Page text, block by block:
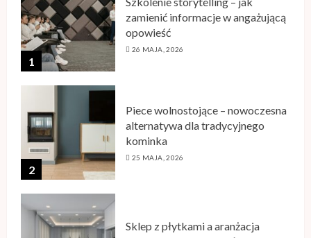
1
zamienić informacje w angażującą
opowieść
26 MAJA, 2026
2
Piece wolnostojące – nowoczesna
alternatywa dla tradycyjnego
kominka
25 MAJA, 2026
Sklep z płytkami a aranżacja